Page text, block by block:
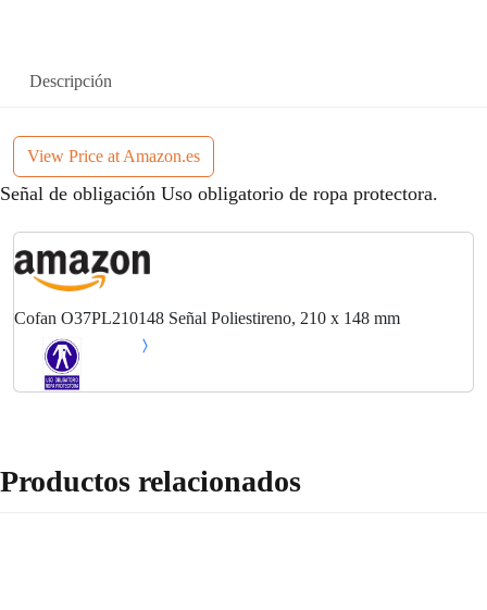
Descripción
View Price at Amazon.es
Señal de obligación Uso obligatorio de ropa protectora.
Cofan O37PL210148 Señal Poliestireno, 210 x 148 mm
Productos relacionados